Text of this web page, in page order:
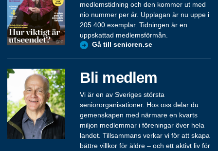
medlemstidning och den kommer ut med
nio nummer per år. Upplagan är nu uppe i
205 400 exemplar. Tidningen är en
uppskattad medlemsförmån.
Gå till senioren.se
Bli medlem
Vi är en av Sveriges största
seniororganisationer. Hos oss delar du
gemenskapen med närmare en kvarts
miljon medlemmar i föreningar över hela
landet. Tillsammans verkar vi för att skapa
bättre villkor för äldre – och ett aktivt liv för